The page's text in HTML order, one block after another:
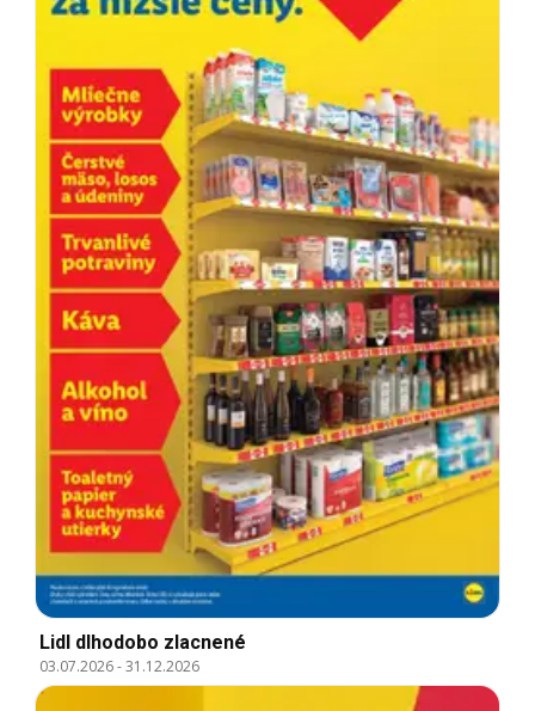
Lidl dlhodobo zlacnené
03.07.2026-31.12.2026